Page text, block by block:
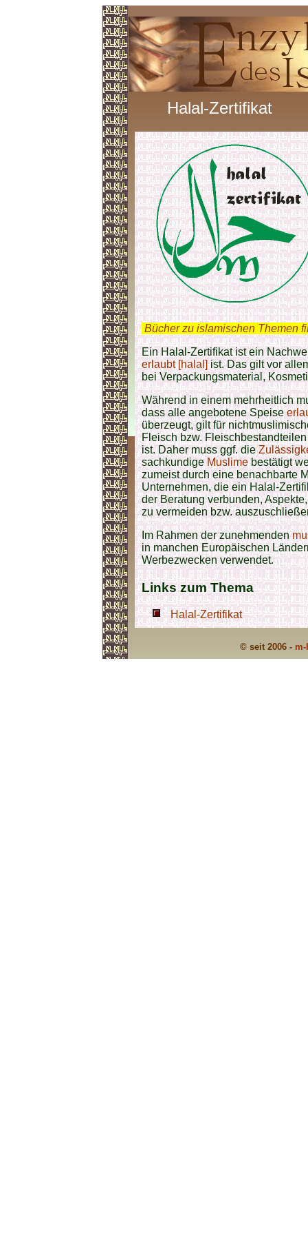
Halal-Zertifikat
Bücher zu islamischen Themen
Ein Halal-Zertifikat ist ein
erlaubt [halal]ist. Das gilt vor
bei Verpackungsmaterial,
Während in einem mehrheitlich
dass alle angebotene Speise
überzeugt, gilt für
Fleisch bzw.
ist. Daher muss ggf. die
sachkundigeMuslimebestätigt
zumeist durch eine benachbarte
Unternehmen, die ein Halal-
der Beratung verbunden,
zu vermeiden bzw.
Im Rahmen der zunehmenden
in manchen Europäischen
Werbezwecken verwendet.
Links zum Thema
Halal-Zertifikat
© seit 2006 -